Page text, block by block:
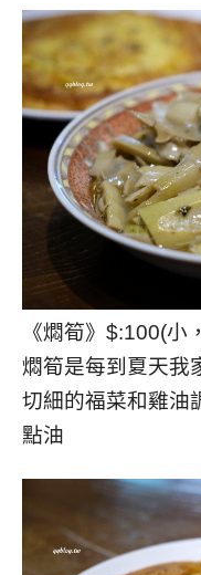
《燜筍》$:100(小
燜筍是每到夏天我
切細的福菜和雞油
點油